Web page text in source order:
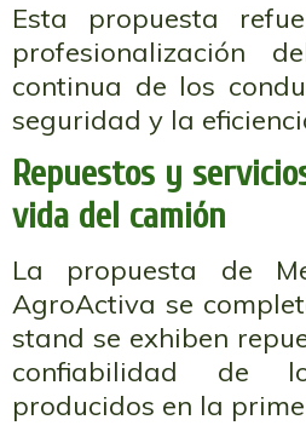
Esta propuesta
profesionalización
continua de los
seguridad y la
Repuestos y
vida del camión
La propuesta de
AgroActiva se
stand se exhiben
confiabilidad de
producidos en la